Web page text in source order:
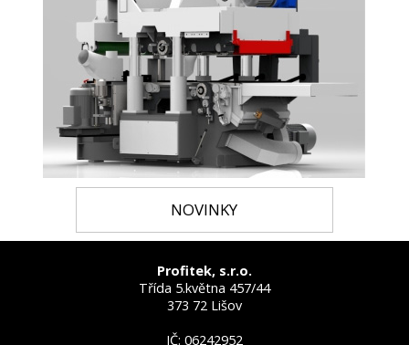
NOVINKY
Profitek, s.r.o.
Třída 5.května 457/44
373 72 Lišov
IČ: 06242952